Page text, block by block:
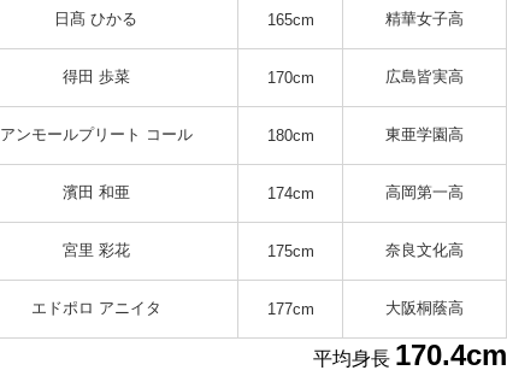
日髙 ひかる 165cm 精華女子高
得田 歩菜 170cm 広島皆実高
アンモールプリート コール 180cm 東亜学園高
濱田 和亜 174cm 高岡第一高
宮里 彩花 175cm 奈良文化高
エドポロ アニイタ 177cm 大阪桐蔭高
平均身長 170.4cm